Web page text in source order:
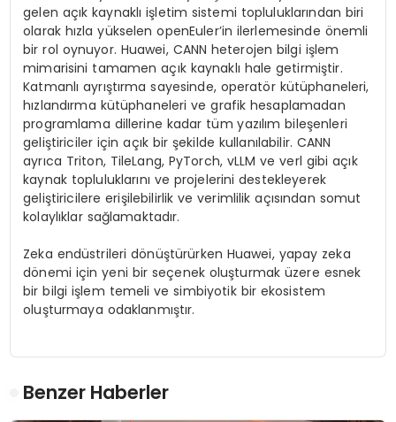
gelen açık kaynaklı işletim sistemi topluluklarından biri
olarak hızla yükselen openEuler’in ilerlemesinde önemli
bir rol oynuyor. Huawei, CANN heterojen bilgi işlem
mimarisini tamamen açık kaynaklı hale getirmiştir.
Katmanlı ayrıştırma sayesinde, operatör kütüphaneleri,
hızlandırma kütüphaneleri ve grafik hesaplamadan
programlama dillerine kadar tüm yazılım bileşenleri
geliştiriciler için açık bir şekilde kullanılabilir. CANN
ayrıca Triton, TileLang, PyTorch, vLLM ve verl gibi açık
kaynak topluluklarını ve projelerini destekleyerek
geliştiricilere erişilebilirlik ve verimlilik açısından somut
kolaylıklar sağlamaktadır.
Zeka endüstrileri dönüştürürken Huawei, yapay zeka
dönemi için yeni bir seçenek oluşturmak üzere esnek
bir bilgi işlem temeli ve simbiyotik bir ekosistem
oluşturmaya odaklanmıştır.
Benzer Haberler